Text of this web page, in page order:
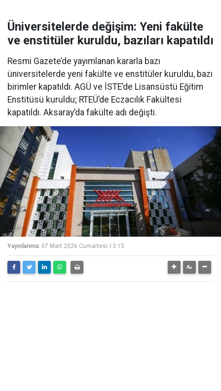
Üniversitelerde değişim: Yeni fakülte
ve enstitüler kuruldu, bazıları kapatıldı
Resmi Gazete’de yayımlanan kararla bazı
üniversitelerde yeni fakülte ve enstitüler kuruldu, bazı
birimler kapatıldı. AGÜ ve İSTE’de Lisansüstü Eğitim
Enstitüsü kuruldu; RTEÜ’de Eczacılık Fakültesi
kapatıldı. Aksaray’da fakülte adı değişti.
Yayınlanma: 07 Mart 2026 Cumartesi 13:15